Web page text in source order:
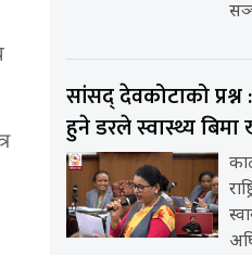
सांसद् देवकोटाको
हुने डरले स्वास्थ्य बिमा